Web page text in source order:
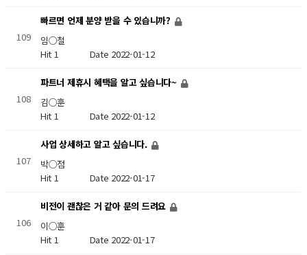
109
빠르면 언제 분양 받을 수 있습니까?
임○철
Hit 1 Date 2022-01-12
108
파트너 제휴시 혜택을 알고 싶습니다~
김○훈
Hit 1 Date 2022-01-12
107
사업 상세하고 알고 싶습니다.
박○점
Hit 1 Date 2022-01-17
106
비전이 괜찮은 거 같아 문의 드려요
이○훈
Hit 1 Date 2022-01-17